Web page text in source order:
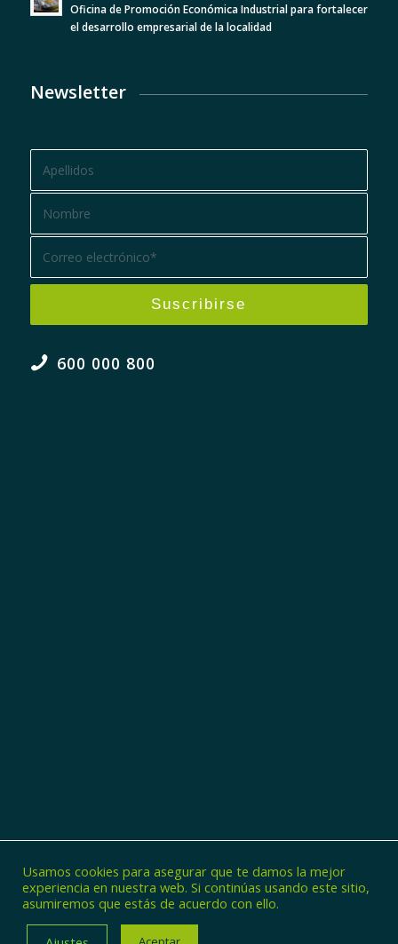
Oficina de Promoción Económica Industrial para fortalecer
el desarrollo empresarial de la localidad
Newsletter
600 000 800
© Copyright - Zincaman
Usamos cookies para asegurar que te damos la mejor
experiencia en nuestra web. Si continúas usando este sitio,
asumiremos que estás de acuerdo con ello.